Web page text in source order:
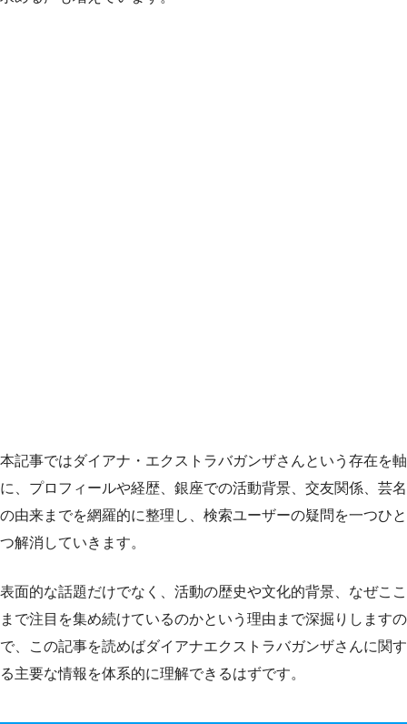
本記事ではダイアナ・エクストラバガンザさんという存在を軸
に、プロフィールや経歴、銀座での活動背景、交友関係、芸名
の由来までを網羅的に整理し、検索ユーザーの疑問を一つひと
つ解消していきます。
表面的な話題だけでなく、活動の歴史や文化的背景、なぜここ
まで注目を集め続けているのかという理由まで深掘りしますの
で、この記事を読めばダイアナエクストラバガンザさんに関す
る主要な情報を体系的に理解できるはずです。